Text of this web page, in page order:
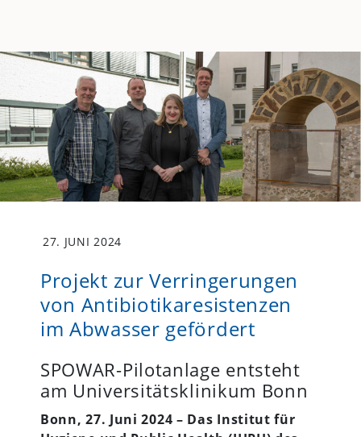
27. JUNI 2024
Projekt zur Verringerungen
von Antibiotikaresistenzen
im Abwasser gefördert
SPOWAR-Pilotanlage entsteht
am Universitätsklinikum Bonn
Bonn, 27. Juni 2024 – Das Institut für